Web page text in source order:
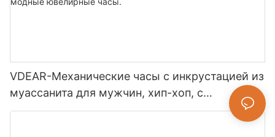
VDEAR-Механические часы с инкрустацией из
муассанита для мужчин, хип-хоп, с
блестками, роскошные модные ювелирные